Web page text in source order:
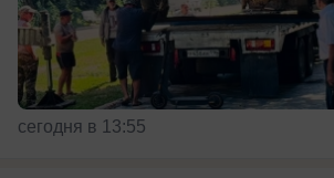
сегодня в 13:55